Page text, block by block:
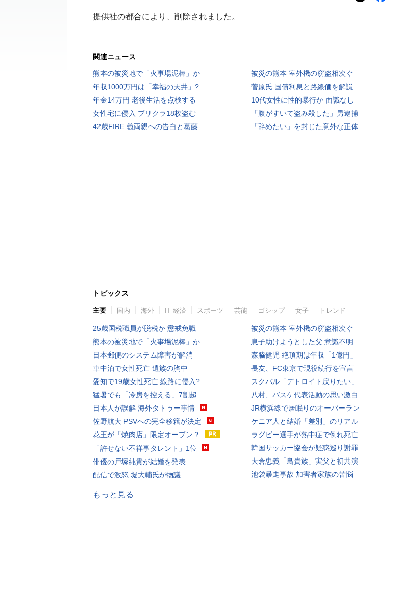
提供社の都合により、削除されました。
関連ニュース
熊本の被災地で「火事場泥棒」か
被災の熊本 室外機の窃盗相次ぐ
年収1000万円は「幸福の天井」?
菅原氏 国債利息と路線価を解説
年金14万円 老後生活を点検する
10代女性に性的暴行か 面識なし
女性宅に侵入 プリクラ18枚盗む
「腹がすいて盗み殺した」男逮捕
42歳FIRE 義両親への告白と葛藤
「辞めたい」を封じた意外な正体
トピックス
主要 国内 海外 IT 経済 スポーツ 芸能 ゴシップ 女子 トレンド
25歳国税職員が脱税か 懲戒免職
熊本の被災地で「火事場泥棒」か
日本郵便のシステム障害が解消
車中泊で女性死亡 遺族の胸中
愛知で19歳女性死亡 線路に侵入?
猛暑でも「冷房を控える」7割超
日本人が誤解 海外タトゥー事情
佐野航大 PSVへの完全移籍が決定
花王が「焼肉店」限定オープン？
「許せない不祥事タレント」1位
俳優の戸塚純貴が結婚を発表
配信で激怒 堀大輔氏が物議
被災の熊本 室外機の窃盗相次ぐ
息子助けようとした父 意識不明
森脇健児 絶頂期は年収「1億円」
長友、FC東京で現役続行を宣言
スクバル「デトロイト戻りたい」
八村、バスケ代表活動の思い激白
JR横浜線で居眠りのオーバーラン
ケニア人と結婚「差別」のリアル
ラグビー選手が熱中症で倒れ死亡
韓国サッカー協会が疑惑巡り謝罪
大倉忠義「鳥貴族」実父と初共演
池袋暴走事故 加害者家族の苦悩
もっと見る